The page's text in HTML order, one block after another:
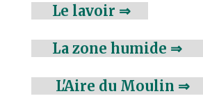
Le lavoir ⇒
La zone humide ⇒
L'Aire du Moulin ⇒